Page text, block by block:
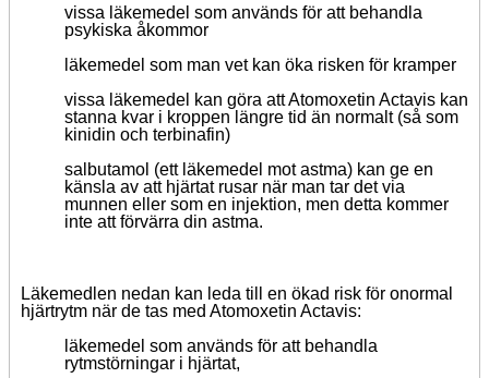
vissa läkemedel som används för att behandla
psykiska åkommor
läkemedel som man vet kan öka risken för kramper
vissa läkemedel kan göra att Atomoxetin Actavis kan
stanna kvar i kroppen längre tid än normalt (så som
kinidin och terbinafin)
salbutamol (ett läkemedel mot astma) kan ge en
känsla av att hjärtat rusar när man tar det via
munnen eller som en injektion, men detta kommer
inte att förvärra din astma.
Läkemedlen nedan kan leda till en ökad risk för onormal
hjärtrytm när de tas med Atomoxetin Actavis:
läkemedel som används för att behandla
rytmstörningar i hjärtat,